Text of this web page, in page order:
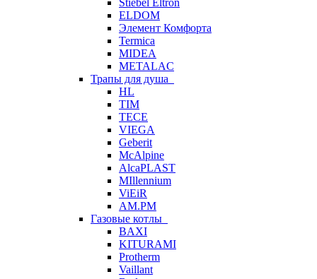
Stiebel Eltron
ELDOM
Элемент Комфорта
Termica
MIDEA
METALAC
Трапы для душа
HL
TIM
TECE
VIEGA
Geberit
McAlpine
AlcaPLAST
MIllennium
ViEiR
AM.PM
Газовые котлы
BAXI
KITURAMI
Protherm
Vaillant